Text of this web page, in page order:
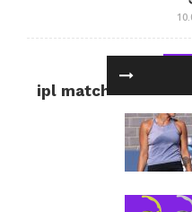
ipl match tomorrow:
और